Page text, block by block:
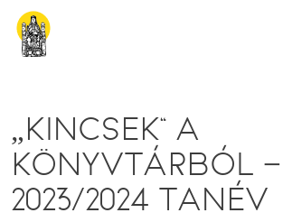
Ugrás a tartalomra
„KINCSEK” A
KÖNYVTÁRBÓL –
2023/2024 TANÉV